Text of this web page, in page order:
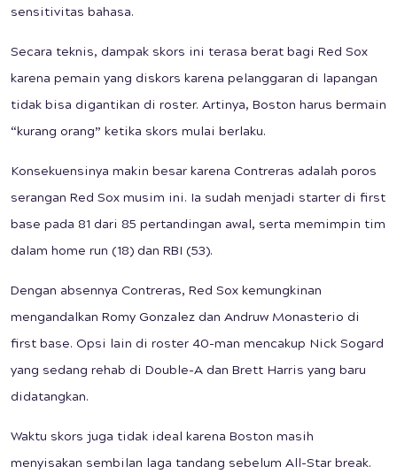
sensitivitas bahasa.
Secara teknis, dampak skors ini terasa berat bagi Red Sox
karena pemain yang diskors karena pelanggaran di lapangan
tidak bisa digantikan di roster. Artinya, Boston harus bermain
“kurang orang” ketika skors mulai berlaku.
Konsekuensinya makin besar karena Contreras adalah poros
serangan Red Sox musim ini. Ia sudah menjadi starter di first
base pada 81 dari 85 pertandingan awal, serta memimpin tim
dalam home run (18) dan RBI (53).
Dengan absennya Contreras, Red Sox kemungkinan
mengandalkan Romy Gonzalez dan Andruw Monasterio di
first base. Opsi lain di roster 40-man mencakup Nick Sogard
yang sedang rehab di Double-A dan Brett Harris yang baru
didatangkan.
Waktu skors juga tidak ideal karena Boston masih
menyisakan sembilan laga tandang sebelum All-Star break.